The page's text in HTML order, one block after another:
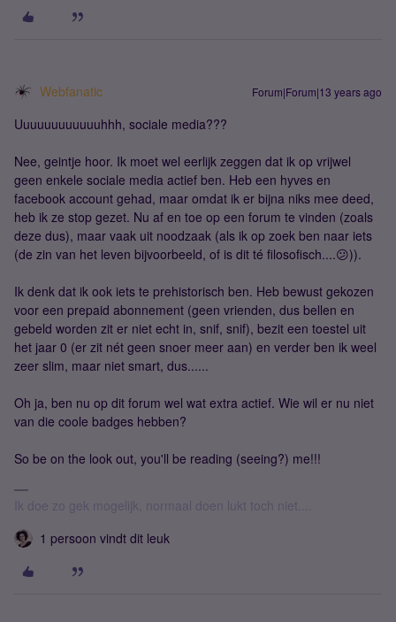
Webfanatic Forum|Forum|13 years ago
Uuuuuuuuuuuuhhh, sociale media???
Nee, geintje hoor. Ik moet wel eerlijk zeggen dat ik op vrijwel
geen enkele sociale media actief ben. Heb een hyves en
facebook account gehad, maar omdat ik er bijna niks mee deed,
heb ik ze stop gezet. Nu af en toe op een forum te vinden (zoals
deze dus), maar vaak uit noodzaak (als ik op zoek ben naar iets
(de zin van het leven bijvoorbeeld, of is dit té filosofisch....😕)).
Ik denk dat ik ook iets te prehistorisch ben. Heb bewust gekozen
voor een prepaid abonnement (geen vrienden, dus bellen en
gebeld worden zit er niet echt in, snif, snif), bezit een toestel uit
het jaar 0 (er zit nét geen snoer meer aan) en verder ben ik weel
zeer slim, maar niet smart, dus......
Oh ja, ben nu op dit forum wel wat extra actief. Wie wil er nu niet
van die coole badges hebben?
So be on the look out, you'll be reading (seeing?) me!!!
Ik doe zo gek mogelijk, normaal doen lukt toch niet....
1 persoon vindt dit leuk